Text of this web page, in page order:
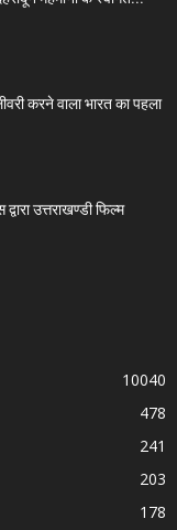
करने वाला भारत का पहला
उत्तराखण्डी फिल्म
10040
478
241
203
178